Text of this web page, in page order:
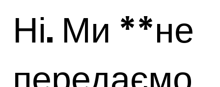
Ні. Ми **не